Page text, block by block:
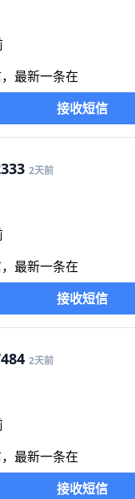
最新一条在
接收短信
2天前
最新一条在
接收短信
2天前
最新一条在
接收短信